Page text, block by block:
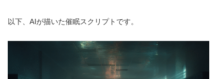
以下、AIが描いた催眠スクリプトです。